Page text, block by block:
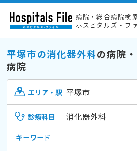
病院・総合病院検
ホスピタルズ・フ
平塚市の消化器外科の病院
病院
エリア・駅 平塚市
診療科目 消化器外科
キーワード